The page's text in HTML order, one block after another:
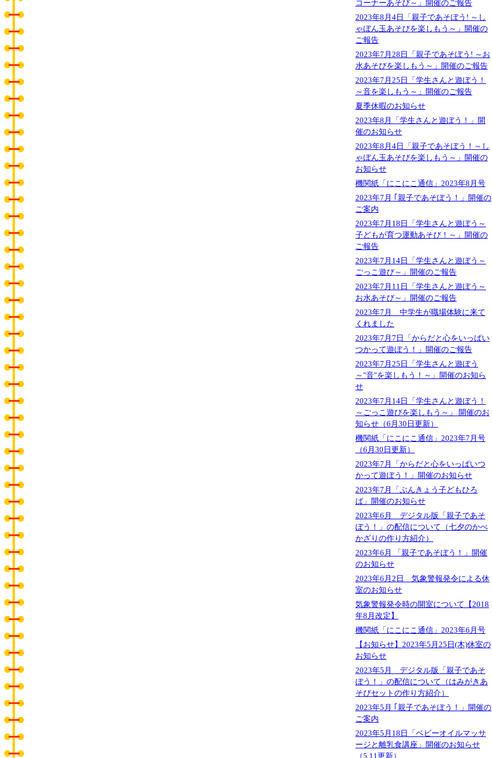
コーナーあそび～」開催のご報告
2023年8月4日「親子であそぼう! ～し
ゃぼん玉あそびを楽しもう～」開催の
ご報告
2023年7月28日「親子であそぼう! ～お
水あそびを楽しもう～」開催のご報告
2023年7月25日「学生さんと遊ぼう！
～音を楽しもう～」開催のご報告
夏季休暇のお知らせ
2023年8月「学生さんと遊ぼう！」開
催のお知らせ
2023年8月4日「親子であそぼう！～し
ゃぼん玉あそびを楽しもう～」開催の
お知らせ
機関紙「にこにこ通信」2023年8月号
2023年7月 ｢親子であそぼう！」開催の
ご案内
2023年7月18日「学生さんと遊ぼう～
子どもが育つ運動あそび！～」開催の
ご報告
2023年7月14日「学生さんと遊ぼう～
ごっこ遊び～」開催のご報告
2023年7月11日「学生さんと遊ぼう～
お水あそび～」開催のご報告
2023年7月 中学生が職場体験に来て
くれました
2023年7月7日「からだと心をいっぱい
つかって遊ぼう！」開催のご報告
2023年7月25日「学生さんと遊ぼう
～"音"を楽しもう！～」開催のお知ら
せ
2023年7月14日「学生さんと遊ぼう！
～ごっこ遊びを楽しもう～」 開催のお
知らせ（6月30日更新）
機関紙「にこにこ通信」2023年7月号
（6月30日更新）
2023年7月「からだと心をいっぱいつ
かって遊ぼう！」開催のお知らせ
2023年7月「ぶんきょう子どもひろ
ば」開催のお知らせ
2023年6月 デジタル版「親子であそ
ぼう！」の配信について（七夕のかべ
かざりの作り方紹介）
2023年6月 「親子であそぼう！」開催
のお知らせ
2023年6月2日 気象警報発令による休
室のお知らせ
気象警報発令時の開室について【2018
年8月改定】
機関紙「にこにこ通信」2023年6月号
【お知らせ】2023年5月25日(木)休室の
お知らせ
2023年5月 デジタル版「親子であそ
ぼう！」の配信について（はみがきあ
そびセットの作り方紹介）
2023年5月 ｢親子であそぼう！」開催の
ご案内
2023年5月18日「ベビーオイルマッサ
ージと離乳食講座」開催のお知らせ
（5.11更新）